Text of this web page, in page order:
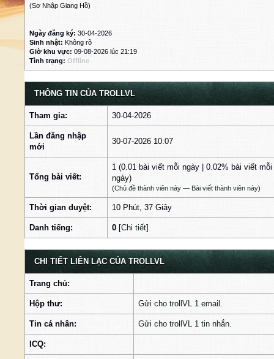
(Sơ Nhập Giang Hồ)
Ngày đăng ký: 30-04-2026
Sinh nhật: Không rõ
Giờ khu vực: 09-08-2026 lúc 21:19
Tình trạng: Offline
THÔNG TIN CỦA TROLLVL
Tham gia: 30-04-2026
Lần đăng nhập
mới
30-07-2026 10:07
Tổng bài viết:
1 (0.01 bài viết mỗi ngày | 0.02% bài viết mỗi
ngày)
(Chủ đề thành viên này — Bài viết thành viên này)
Thời gian duyệt: 10 Phút, 37 Giây
Danh tiếng: 0 [Chi tiết]
CHI TIẾT LIÊN LẠC CỦA TROLLVL
Trang chủ:
Hộp thư: Gửi cho trollVL 1 email.
Tin cá nhân: Gửi cho trollVL 1 tin nhắn.
ICQ: